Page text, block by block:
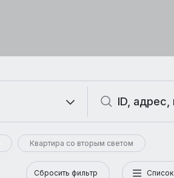
Квартира со вторым светом
Список
Сбросить фильтр